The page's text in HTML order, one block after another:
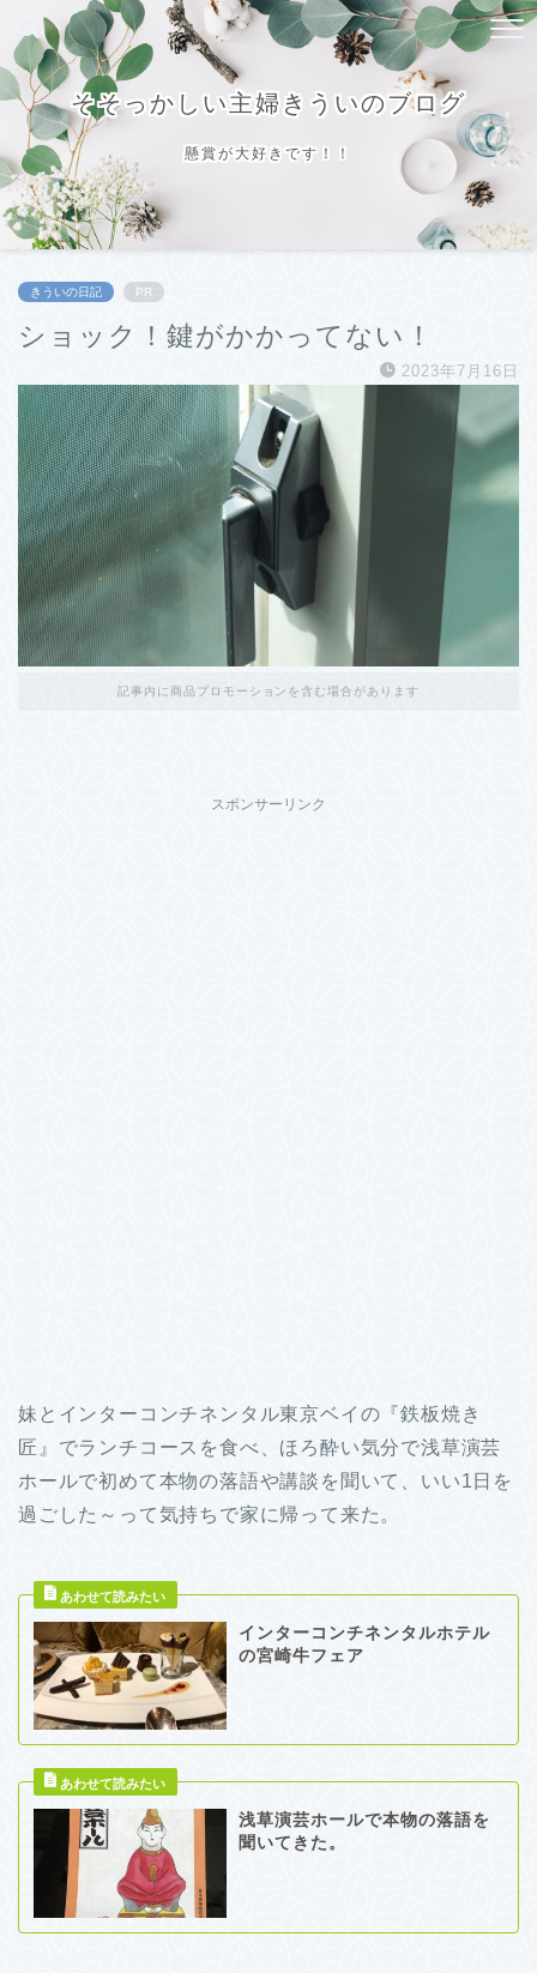
そそっかしい主婦きういのブログ
懸賞が大好きです！！
きういの日記 PR
ショック！鍵がかかってない！
2023年7月16日
記事内に商品プロモーションを含む場合があります
スポンサーリンク
妹とインターコンチネンタル東京ベイの『鉄板焼き
匠』でランチコースを食べ、ほろ酔い気分で浅草演芸
ホールで初めて本物の落語や講談を聞いて、いい1日を
過ごした～って気持ちで家に帰って来た。
インターコンチネンタルホテル
の宮崎牛フェア
浅草演芸ホールで本物の落語を
聞いてきた。